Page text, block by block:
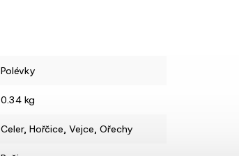
Polévky
0.34 kg
Celer, Hořčice, Vejce, Ořechy